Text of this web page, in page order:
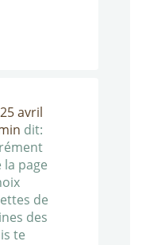
25 avril
dit:
page
de
des
te